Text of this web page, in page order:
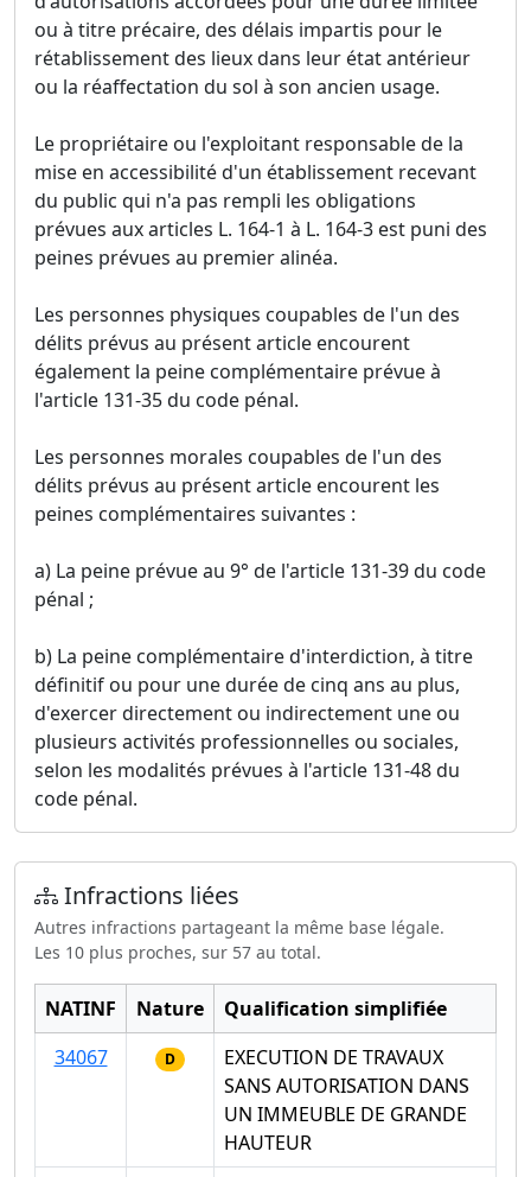
ou à titre précaire, des délais impartis pour le
rétablissement des lieux dans leur état antérieur
ou la réaffectation du sol à son ancien usage.
Le propriétaire ou l'exploitant responsable de la
mise en accessibilité d'un établissement recevant
du public qui n'a pas rempli les obligations
prévues aux articles L. 164-1 à L. 164-3 est puni des
peines prévues au premier alinéa.
Les personnes physiques coupables de l'un des
délits prévus au présent article encourent
également la peine complémentaire prévue à
l'article 131-35 du code pénal.
Les personnes morales coupables de l'un des
délits prévus au présent article encourent les
peines complémentaires suivantes :
a) La peine prévue au 9° de l'article 131-39 du code
pénal ;
b) La peine complémentaire d'interdiction, à titre
définitif ou pour une durée de cinq ans au plus,
d'exercer directement ou indirectement une ou
plusieurs activités professionnelles ou sociales,
selon les modalités prévues à l'article 131-48 du
code pénal.
Infractions liées
Autres infractions partageant la même base légale.
Les 10 plus proches, sur 57 au total.
NATINF Nature
Qualification simplifiée
34067
D
EXECUTION DE TRAVAUX
SANS AUTORISATION DANS
UN IMMEUBLE DE GRANDE
HAUTEUR